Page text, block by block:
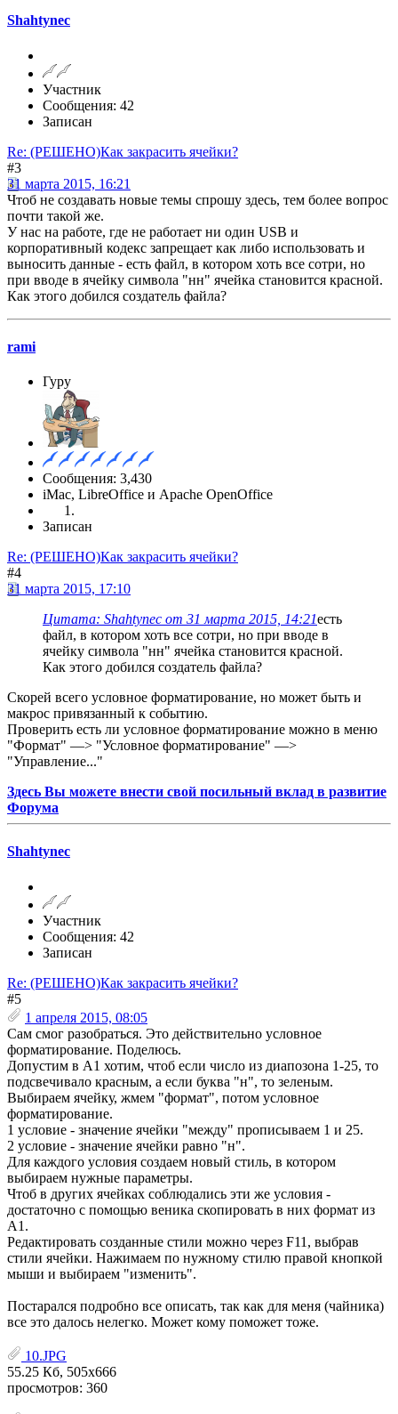
Shahtynec
Участник
Сообщения: 42
Записан
Re: (РЕШЕНО)Как закрасить ячейки?
#3
31 марта 2015, 16:21
Чтоб не создавать новые темы спрошу здесь, тем более вопрос
почти такой же.
У нас на работе, где не работает ни один USB и
корпоративный кодекс запрещает как либо использовать и
выносить данные - есть файл, в котором хоть все сотри, но
при вводе в ячейку символа "нн" ячейка становится красной.
Как этого добился создатель файла?
rami
Гуру
Сообщения: 3,430
iMac, LibreOffice и Apache OpenOffice
Записан
Re: (РЕШЕНО)Как закрасить ячейки?
#4
31 марта 2015, 17:10
Цитата: Shahtynec от 31 марта 2015, 14:21есть
файл, в котором хоть все сотри, но при вводе в
ячейку символа "нн" ячейка становится красной.
Как этого добился создатель файла?
Скорей всего условное форматирование, но может быть и
макрос привязанный к событию.
Проверить есть ли условное форматирование можно в меню
"Формат" —> "Условное форматирование" —>
"Управление..."
Здесь Вы можете внести свой посильный вклад в развитие
Форума
Shahtynec
Участник
Сообщения: 42
Записан
Re: (РЕШЕНО)Как закрасить ячейки?
#5
1 апреля 2015, 08:05
Сам смог разобраться. Это действительно условное
форматирование. Поделюсь.
Допустим в А1 хотим, чтоб если число из диапозона 1-25, то
подсвечивало красным, а если буква "н", то зеленым.
Выбираем ячейку, жмем "формат", потом условное
форматирование.
1 условие - значение ячейки "между" прописываем 1 и 25.
2 условие - значение ячейки равно "н".
Для каждого условия создаем новый стиль, в котором
выбираем нужные параметры.
Чтоб в других ячейках соблюдались эти же условия -
достаточно с помощью веника скопировать в них формат из
А1.
Редактировать созданные стили можно через F11, выбрав
стили ячейки. Нажимаем по нужному стилю правой кнопкой
мыши и выбираем "изменить".
Постарался подробно все описать, так как для меня (чайника)
все это далось нелегко. Может кому поможет тоже.
10.JPG
55.25 Кб, 505x666
просмотров: 360